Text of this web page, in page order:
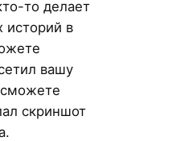
то делает
историй в
вашу
скриншот